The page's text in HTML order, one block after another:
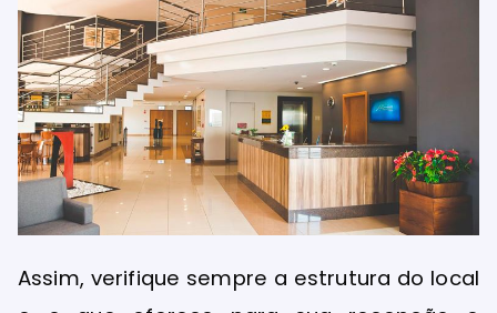
Assim, verifique sempre a estrutura do local